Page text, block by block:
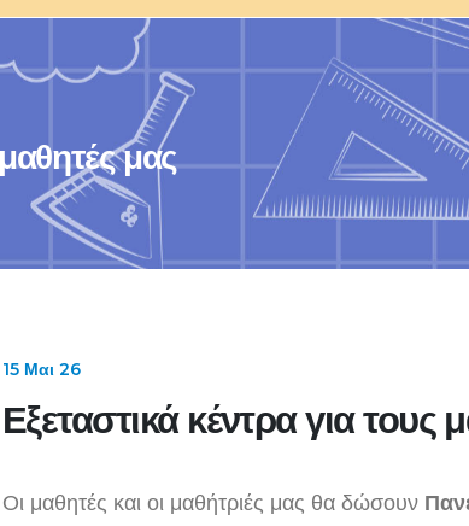
μας
15 Μαι 26
Εξεταστικά κέντρα για τους
Οι μαθητές και οι μαθήτριές μας θα δώσουν